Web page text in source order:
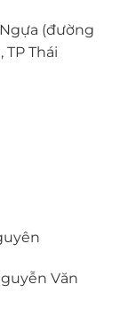
(đường
Thái
Văn